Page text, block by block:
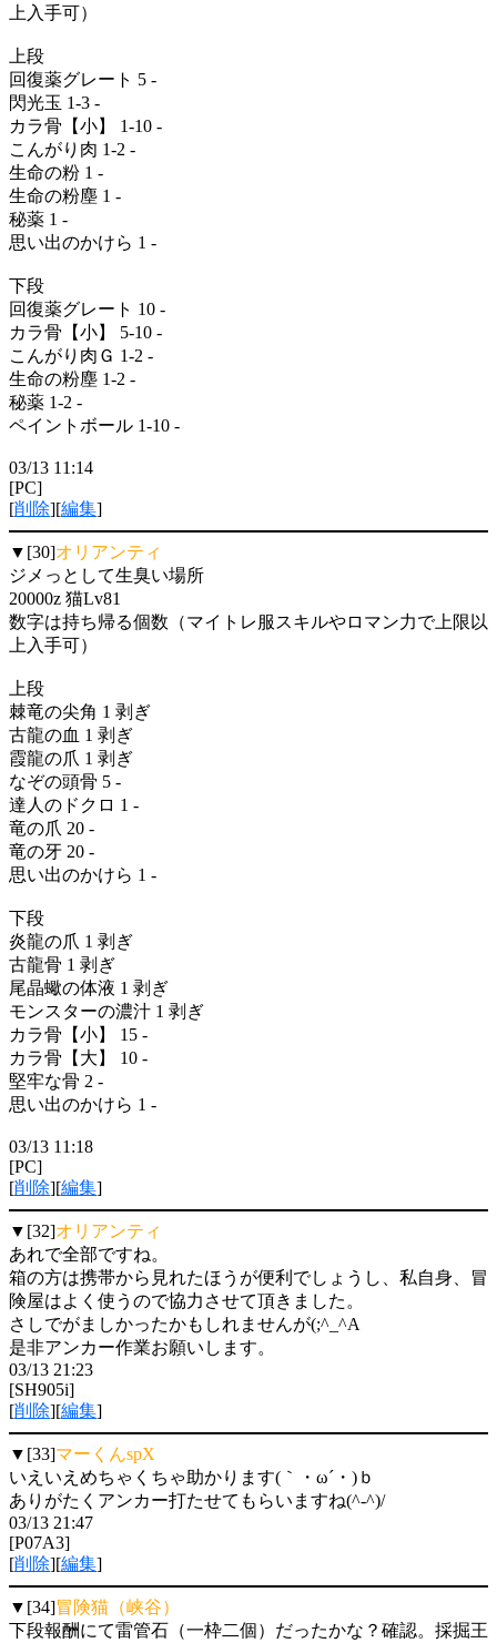
上入手可）
上段
回復薬グレート 5 -
閃光玉 1-3 -
カラ骨【小】 1-10 -
こんがり肉 1-2 -
生命の粉 1 -
生命の粉塵 1 -
秘薬 1 -
思い出のかけら 1 -
下段
回復薬グレート 10 -
カラ骨【小】 5-10 -
こんがり肉Ｇ 1-2 -
生命の粉塵 1-2 -
秘薬 1-2 -
ペイントボール 1-10 -
03/13 11:14
[PC]
[削除][編集]
▼[30]オリアンティ
ジメっとして生臭い場所
20000z 猫Lv81
数字は持ち帰る個数（マイトレ服スキルやロマン力で上限以
上入手可）
上段
棘竜の尖角 1 剥ぎ
古龍の血 1 剥ぎ
霞龍の爪 1 剥ぎ
なぞの頭骨 5 -
達人のドクロ 1 -
竜の爪 20 -
竜の牙 20 -
思い出のかけら 1 -
下段
炎龍の爪 1 剥ぎ
古龍骨 1 剥ぎ
尾晶蠍の体液 1 剥ぎ
モンスターの濃汁 1 剥ぎ
カラ骨【小】 15 -
カラ骨【大】 10 -
堅牢な骨 2 -
思い出のかけら 1 -
03/13 11:18
[PC]
[削除][編集]
▼[32]オリアンティ
あれで全部ですね。
箱の方は携帯から見れたほうが便利でしょうし、私自身、冒
険屋はよく使うので協力させて頂きました。
さしでがましかったかもしれませんが(;^_^A
是非アンカー作業お願いします。
03/13 21:23
[SH905i]
[削除][編集]
▼[33]マーくんspX
いえいえめちゃくちゃ助かります(｀・ω´・)ｂ
ありがたくアンカー打たせてもらいますね(^-^)/
03/13 21:47
[P07A3]
[削除][編集]
▼[34]冒険猫（峡谷）
下段報酬にて雷管石（一枠二個）だったかな？確認。採掘王